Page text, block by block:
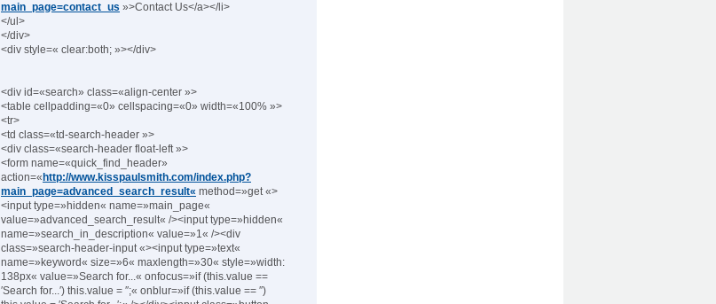
main_page=contact_us »>Contact Us</a></li>
</ul>
</div>
<div style=« clear:both; »></div>
<div id=«search» class=«align-center »>
<table cellpadding=«0» cellspacing=«0» width=«100% »>
<tr>
<td class=«td-search-header »>
<div class=«search-header float-left »>
<form name=«quick_find_header»
action=« http://www.kisspaulsmith.com/index.php?
main_page=advanced_search_result« method=»get «>
<input type=»hidden« name=»main_page«
value=»advanced_search_result« /><input type=»hidden«
name=»search_in_description« value=»1« /><div
class=»search-header-input «><input type=»text«
name=»keyword« size=»6« maxlength=»30« style=»width:
138px« value=»Search for...« onfocus=»if (this.value ==
′Search for...′) this.value = ′′;« onblur=»if (this.value == ′′)